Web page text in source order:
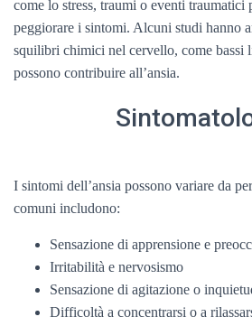
come lo stress, traumi o eventi traumatici
peggiorare i sintomi. Alcuni studi hanno
squilibri chimici nel cervello, come bassi
possono contribuire all’ansia.
I sintomi dell’ansia possono variare da
comuni includono:
Sensazione di apprensione e
Irritabilità e nervosismo
Sensazione di agitazione o
Difficoltà a concentrarsi o a